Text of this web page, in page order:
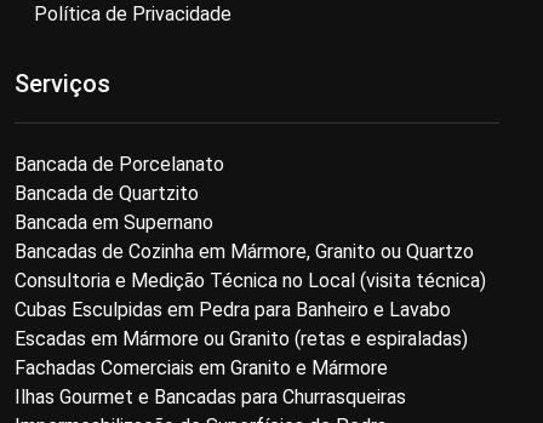
Política de Privacidade
Serviços
Bancada de Porcelanato
Bancada de Quartzito
Bancada em Supernano
Bancadas de Cozinha em Mármore, Granito ou Quartzo
Consultoria e Medição Técnica no Local (visita técnica)
Cubas Esculpidas em Pedra para Banheiro e Lavabo
Escadas em Mármore ou Granito (retas e espiraladas)
Fachadas Comerciais em Granito e Mármore
Ilhas Gourmet e Bancadas para Churrasqueiras